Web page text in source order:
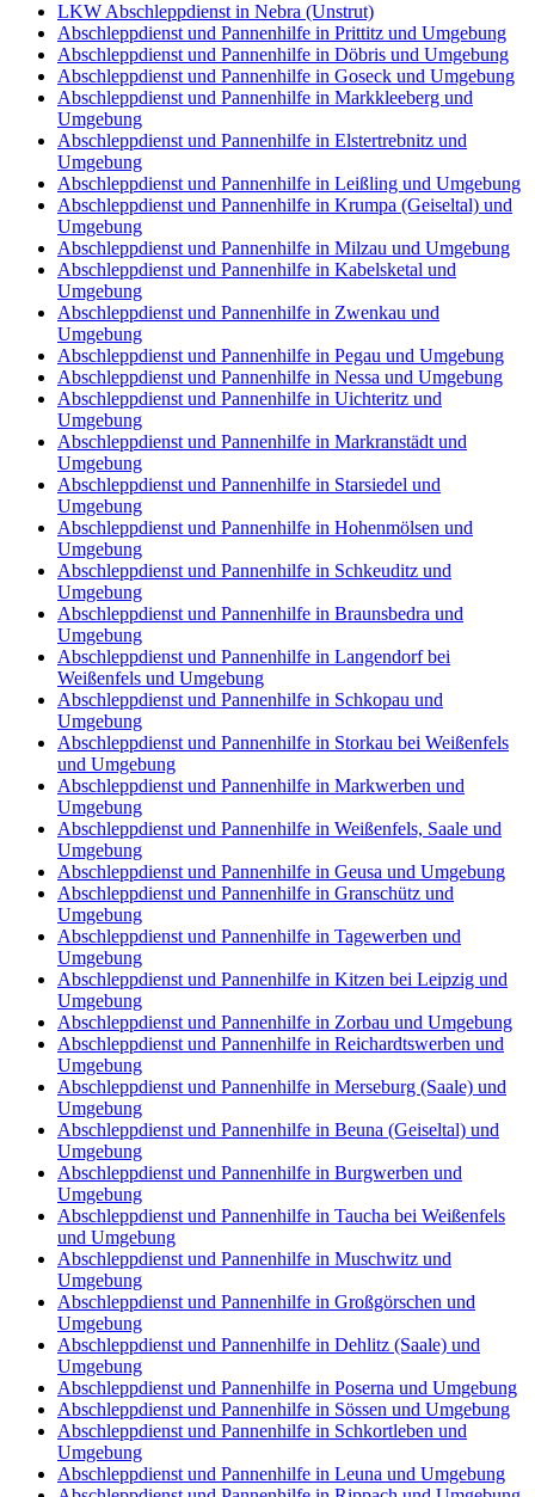
LKW Abschleppdienst in Nebra (Unstrut)
Abschleppdienst und Pannenhilfe in Prittitz und Umgebung
Abschleppdienst und Pannenhilfe in Döbris und Umgebung
Abschleppdienst und Pannenhilfe in Goseck und Umgebung
Abschleppdienst und Pannenhilfe in Markkleeberg und
Umgebung
Abschleppdienst und Pannenhilfe in Elstertrebnitz und
Umgebung
Abschleppdienst und Pannenhilfe in Leißling und Umgebung
Abschleppdienst und Pannenhilfe in Krumpa (Geiseltal) und
Umgebung
Abschleppdienst und Pannenhilfe in Milzau und Umgebung
Abschleppdienst und Pannenhilfe in Kabelsketal und
Umgebung
Abschleppdienst und Pannenhilfe in Zwenkau und
Umgebung
Abschleppdienst und Pannenhilfe in Pegau und Umgebung
Abschleppdienst und Pannenhilfe in Nessa und Umgebung
Abschleppdienst und Pannenhilfe in Uichteritz und
Umgebung
Abschleppdienst und Pannenhilfe in Markranstädt und
Umgebung
Abschleppdienst und Pannenhilfe in Starsiedel und
Umgebung
Abschleppdienst und Pannenhilfe in Hohenmölsen und
Umgebung
Abschleppdienst und Pannenhilfe in Schkeuditz und
Umgebung
Abschleppdienst und Pannenhilfe in Braunsbedra und
Umgebung
Abschleppdienst und Pannenhilfe in Langendorf bei
Weißenfels und Umgebung
Abschleppdienst und Pannenhilfe in Schkopau und
Umgebung
Abschleppdienst und Pannenhilfe in Storkau bei Weißenfels
und Umgebung
Abschleppdienst und Pannenhilfe in Markwerben und
Umgebung
Abschleppdienst und Pannenhilfe in Weißenfels, Saale und
Umgebung
Abschleppdienst und Pannenhilfe in Geusa und Umgebung
Abschleppdienst und Pannenhilfe in Granschütz und
Umgebung
Abschleppdienst und Pannenhilfe in Tagewerben und
Umgebung
Abschleppdienst und Pannenhilfe in Kitzen bei Leipzig und
Umgebung
Abschleppdienst und Pannenhilfe in Zorbau und Umgebung
Abschleppdienst und Pannenhilfe in Reichardtswerben und
Umgebung
Abschleppdienst und Pannenhilfe in Merseburg (Saale) und
Umgebung
Abschleppdienst und Pannenhilfe in Beuna (Geiseltal) und
Umgebung
Abschleppdienst und Pannenhilfe in Burgwerben und
Umgebung
Abschleppdienst und Pannenhilfe in Taucha bei Weißenfels
und Umgebung
Abschleppdienst und Pannenhilfe in Muschwitz und
Umgebung
Abschleppdienst und Pannenhilfe in Großgörschen und
Umgebung
Abschleppdienst und Pannenhilfe in Dehlitz (Saale) und
Umgebung
Abschleppdienst und Pannenhilfe in Poserna und Umgebung
Abschleppdienst und Pannenhilfe in Sössen und Umgebung
Abschleppdienst und Pannenhilfe in Schkortleben und
Umgebung
Abschleppdienst und Pannenhilfe in Leuna und Umgebung